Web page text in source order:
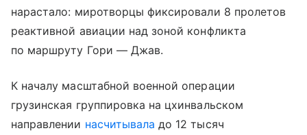
нарастало: миротворцы фиксировали 8 пролетов
реактивной авиации над зоной конфликта
по маршруту Гори — Джав.
К началу масштабной военной операции
грузинская группировка на цхинвальском
направлении насчитывала до 12 тысяч